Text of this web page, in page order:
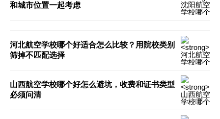
和城市位置一起考虑
河北航空学校哪个好适合怎么比较？用院校类别
筛掉不匹配选择
山西航空学校哪个好怎么避坑，收费和证书类型
必须问清